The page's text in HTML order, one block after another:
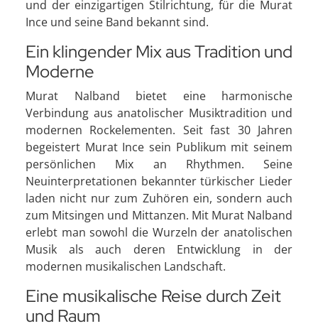
und der einzigartigen Stilrichtung, für die Murat
Ince und seine Band bekannt sind.
Ein klingender Mix aus Tradition und
Moderne
Murat Nalband bietet eine harmonische
Verbindung aus anatolischer Musiktradition und
modernen Rockelementen. Seit fast 30 Jahren
begeistert Murat Ince sein Publikum mit seinem
persönlichen Mix an Rhythmen. Seine
Neuinterpretationen bekannter türkischer Lieder
laden nicht nur zum Zuhören ein, sondern auch
zum Mitsingen und Mittanzen. Mit Murat Nalband
erlebt man sowohl die Wurzeln der anatolischen
Musik als auch deren Entwicklung in der
modernen musikalischen Landschaft.
Eine musikalische Reise durch Zeit
und Raum